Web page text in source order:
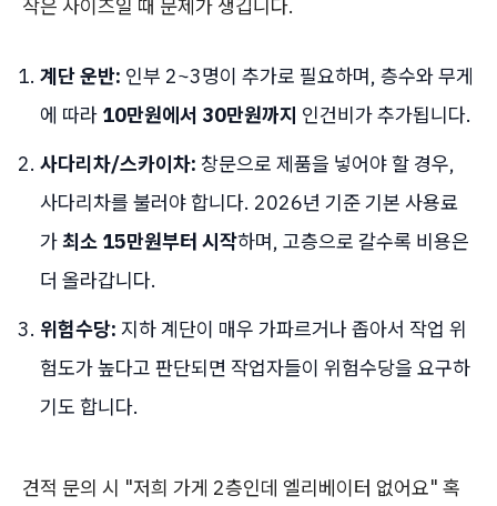
작은 사이즈일 때 문제가 생깁니다.
계단 운반: 인부 2~3명이 추가로 필요하며, 층수와 무게
에 따라 10만원에서 30만원까지 인건비가 추가됩니다.
사다리차/스카이차: 창문으로 제품을 넣어야 할 경우,
사다리차를 불러야 합니다. 2026년 기준 기본 사용료
가최소 15만원부터 시작하며, 고층으로 갈수록 비용은
더 올라갑니다.
위험수당: 지하 계단이 매우 가파르거나 좁아서 작업 위
험도가 높다고 판단되면 작업자들이 위험수당을 요구하
기도 합니다.
견적 문의 시 "저희 가게 2층인데 엘리베이터 없어요" 혹